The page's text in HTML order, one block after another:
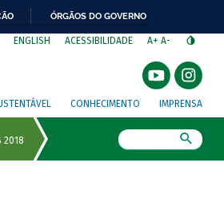
ÓRGÃOS DO GOVERNO
ENGLISH ACESSIBILIDADE A+ A-
CONHECIMENTO IMPRENSA